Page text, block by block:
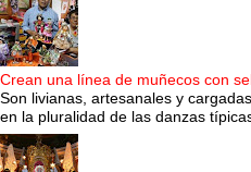
Crean una línea de muñecos con
Son livianas, artesanales y
en la pluralidad de las danzas